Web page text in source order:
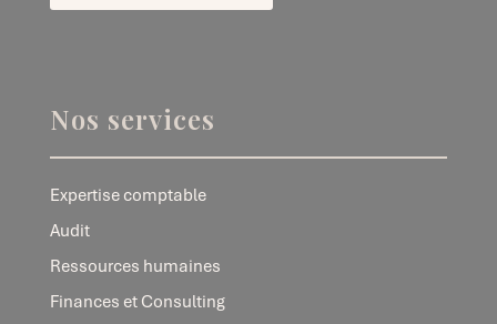
Nos services
Expertise comptable
Audit
Ressources humaines
Finances et Consulting